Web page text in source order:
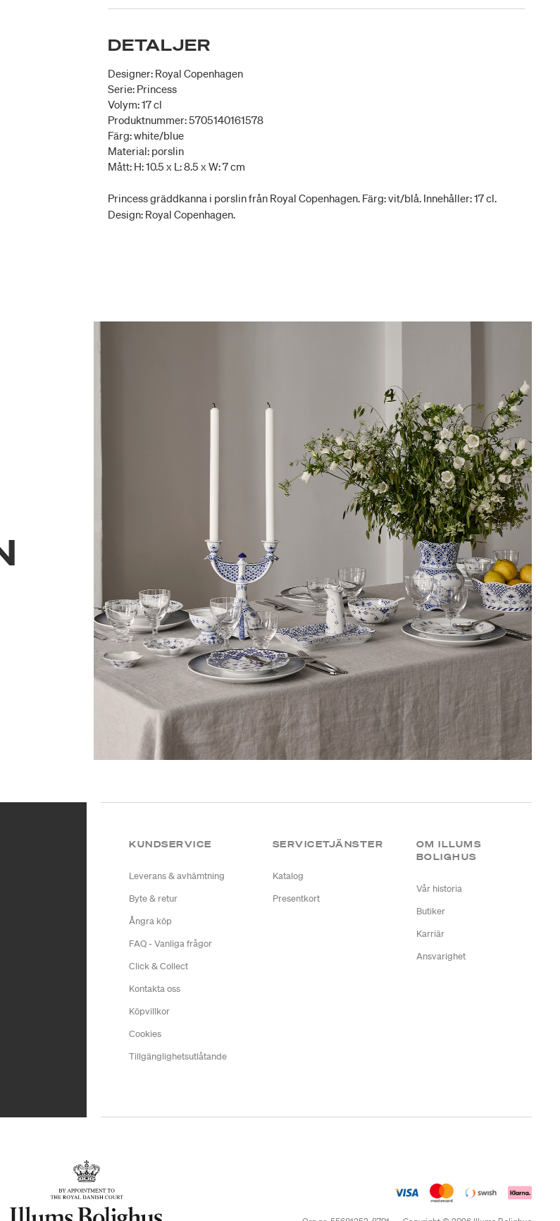
DETALJER
Designer: Royal Copenhagen
Serie: Princess
Volym: 17 cl
Produktnummer: 5705140161578
Färg: white/blue
Material: porslin
Mått: H: 10.5 x L: 8.5 x W: 7 cm
Princess gräddkanna i porslin från Royal Copenhagen. Färg: vit/blå. Innehåller: 17 cl.
Design: Royal Copenhagen.
KUNDSERVICE
Leverans & avhämtning
Byte & retur
Ångra köp
FAQ - Vanliga frågor
Click & Collect
Kontakta oss
Köpvillkor
Cookies
Tillgänglighetsutlåtande
SERVICETJÄNSTER
Katalog
Presentkort
OM ILLUMS
BOLIGHUS
Vår historia
Butiker
Karriär
Ansvarighet